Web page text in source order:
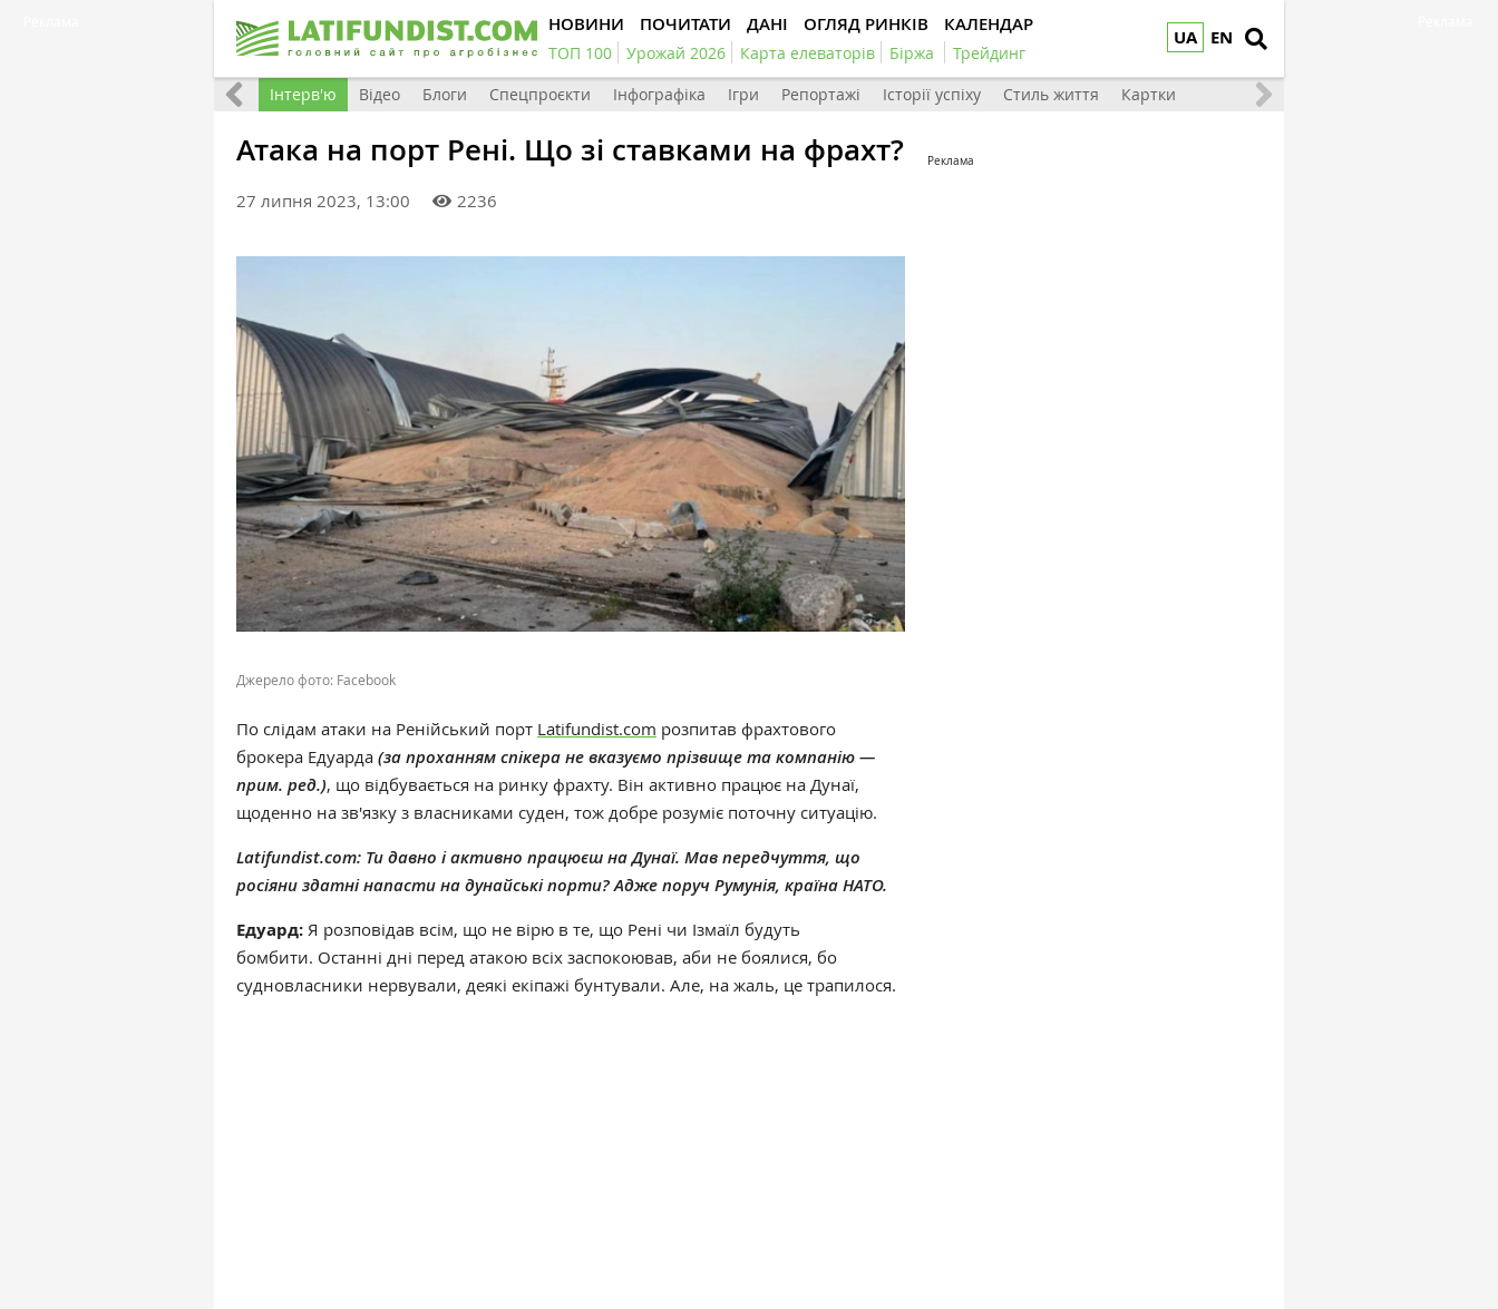
UA EN
НОВИНИ ПОЧИТАТИ ДАНІ ОГЛЯД РИНКІВ КАЛЕНДАР
ТОП 100 Урожай 2026 Карта елеваторів Біржа Трейдинг
Фото Інтерв'ю Відео Блоги Спецпроєкти Інфографіка Ігри Репортажі Історії успіху Стиль життя Картки
Атака на порт Рені. Що зі ставками на фрахт?
27 липня 2023, 13:00 2236
Джерело фото: Facebook
По слідам атаки на Ренійський порт Latifundist.com розпитав фрахтового
брокера Едуарда (за проханням спікера не вказуємо прізвище та компанію —
прим. ред.), що відбувається на ринку фрахту. Він активно працює на Дунаї,
щоденно на зв'язку з власниками суден, тож добре розуміє поточну ситуацію.
Latifundist.com: Ти давно і активно працюєш на Дунаї. Мав передчуття, що
росіяни здатні напасти на дунайські порти? Адже поруч Румунія, країна НАТО.
Едуард: Я розповідав всім, що не вірю в те, що Рені чи Ізмаїл будуть
бомбити. Останні дні перед атакою всіх заспокоював, аби не боялися, бо
судновласники нервували, деякі екіпажі бунтували. Але, на жаль, це трапилося.
Реклама